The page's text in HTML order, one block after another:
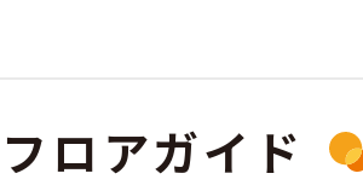
ロアガイド